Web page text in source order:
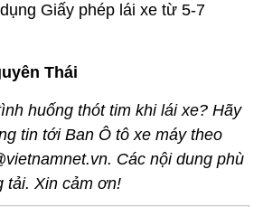
Giấy phép lái xe từ 5-7
Thái
huống thót tim khi lái xe? Hãy
tin tới Ban Ô tô xe máy theo
Các nội dung phù
tải. Xin cảm ơn!